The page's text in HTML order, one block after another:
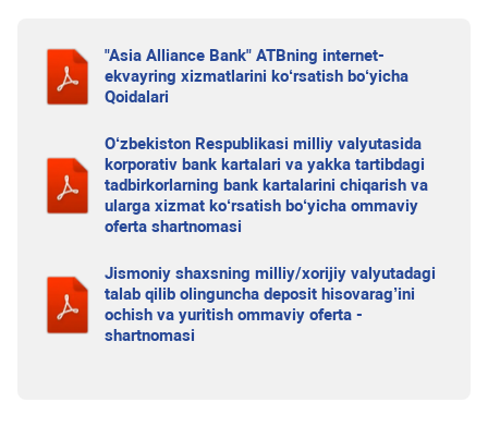
"Asia Alliance Bank" ATBning internet-
ekvayring xizmatlarini ko‘rsatish bo‘yicha
Qoidalari
O‘zbekiston Respublikasi milliy valyutasida
korporativ bank kartalari va yakka tartibdagi
tadbirkorlarning bank kartalarini chiqarish va
ularga xizmat ko‘rsatish bo‘yicha ommaviy
oferta shartnomasi
Jismoniy shaxsning milliy/xorijiy valyutadagi
talab qilib olinguncha deposit hisovarag’ini
ochish va yuritish ommaviy oferta -
shartnomasi